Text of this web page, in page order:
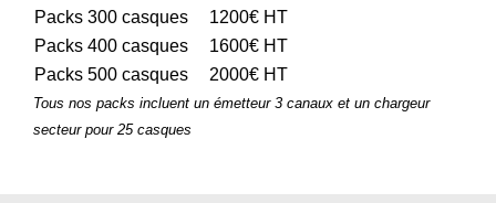
Packs 300 casques
1200€ HT
Packs 400 casques
1600€ HT
Packs 500 casques
2000€ HT
Tous nos packs incluent un émetteur 3 canaux et un chargeur
secteur pour 25 casques